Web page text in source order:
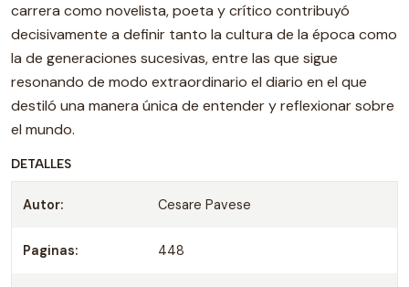
carrera como novelista, poeta y crítico contribuyó
decisivamente a definir tanto la cultura de la época como
la de generaciones sucesivas, entre las que sigue
resonando de modo extraordinario el diario en el que
destiló una manera única de entender y reflexionar sobre
el mundo.
DETALLES
Autor: Cesare Pavese
Paginas: 448